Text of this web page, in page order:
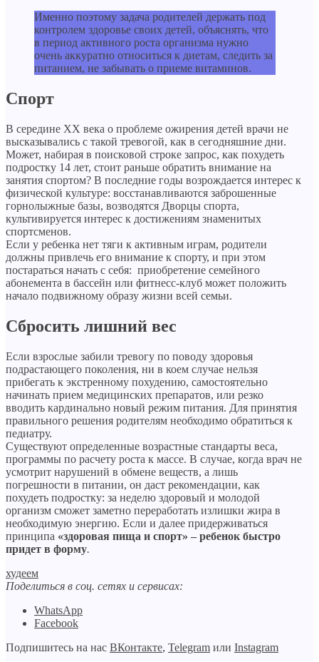
Именно поэтому задача родителей держать под
контролем здоровье своих детей, объяснять, что
в период активного роста организма нужно
очень аккуратно относиться к диетам, следить за
питанием, не забывать о приеме витаминов.
Спорт
В середине XX века о проблеме ожирения детей врачи не
высказывались с такой тревогой, как в сегодняшние дни.
Может, набирая в поисковой строке запрос, как похудеть
подростку 14 лет, стоит раньше обратить внимание на
занятия спортом? В последние годы возрождается интерес к
физической культуре: восстанавливаются заброшенные
горнолыжные базы, возводятся Дворцы спорта,
культивируется интерес к достижениям знаменитых
спортсменов.
Если у ребенка нет тяги к активным играм, родители
должны привлечь его внимание к спорту, и при этом
постараться начать с себя: приобретение семейного
абонемента в бассейн или фитнесс-клуб может положить
начало подвижному образу жизни всей семьи.
Сбросить лишний вес
Если взрослые забили тревогу по поводу здоровья
подрастающего поколения, ни в коем случае нельзя
прибегать к экстренному похудению, самостоятельно
начинать прием медицинских препаратов, или резко
вводить кардинально новый режим питания. Для принятия
правильного решения родителям необходимо обратиться к
педиатру.
Существуют определенные возрастные стандарты веса,
программы по расчету роста к массе. В случае, когда врач не
усмотрит нарушений в обмене веществ, а лишь
погрешности в питании, он даст рекомендации, как
похудеть подростку: за неделю здоровый и молодой
организм сможет заметно переработать излишки жира в
необходимую энергию. Если и далее придерживаться
принципа «здоровая пища и спорт» – ребенок быстро
придет в форму.
худеем
Поделиться в соц. сетях и сервисах:
WhatsApp
Facebook
Подпишитесь на нас ВКонтакте, Telegram или Instagram